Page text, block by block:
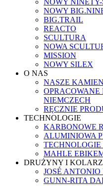
NOWY
NOWY
BIG.TRAIL
REACTO
SCULTURA
NOWA
MISSION
NOWY SILEX
O NAS
NASZE
OPRACOWANE
NIEMCZECH
RĘCZNIE
TECHNOLOGIE
KARBONOWE
ALUMINIOWA
MAHLE
DRUŻYNY I
JOSÉ
GUNN-RITA